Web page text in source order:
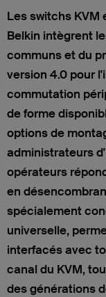
Les switchs KVM
Belkin intègrent
communs et du
version 4.0 pour
commutation
de forme
options de
administrateurs
opérateurs
en
spécialement
universelle,
interfacés avec
canal du KVM,
des générations